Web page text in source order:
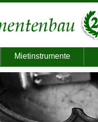
Mietinstrumente